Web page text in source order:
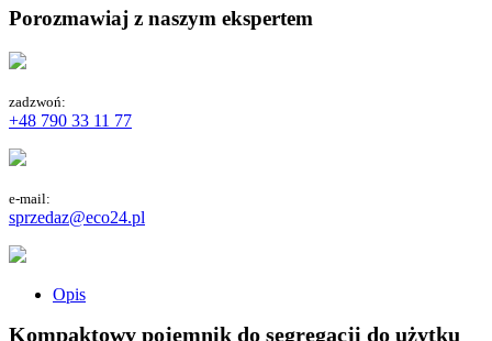
Porozmawiaj z naszym ekspertem
zadzwoń:
+48 790 33 11 77
e-mail:
sprzedaz@eco24.pl
Opis
Kompaktowy pojemnik do segregacji do użytku